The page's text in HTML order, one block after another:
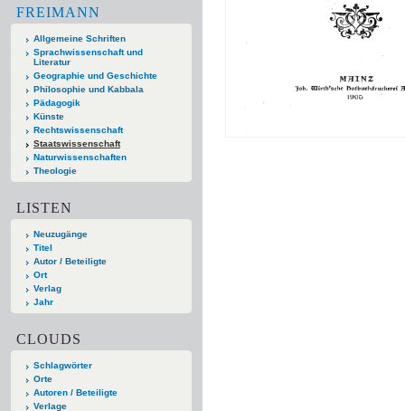
FREIMANN
Allgemeine Schriften
Sprachwissenschaft und
Literatur
Geographie und Geschichte
Philosophie und Kabbala
Pädagogik
Künste
Rechtswissenschaft
Staatswissenschaft
Naturwissenschaften
Theologie
LISTEN
Neuzugänge
Titel
Autor / Beteiligte
Ort
Verlag
Jahr
CLOUDS
Schlagwörter
Orte
Autoren / Beteiligte
Verlage